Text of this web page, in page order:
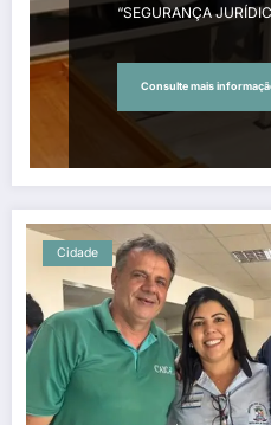
“SEGURANÇA
Consulte mais
Cidade